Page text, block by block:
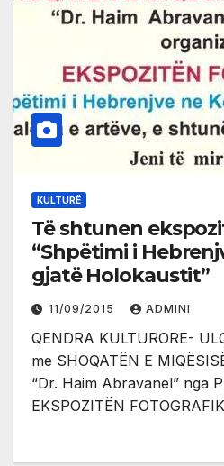
KULTURË
Të shtunen
“Shpëtimi i
gjatë Holokaustit”
11/09/2015 ADMINI
QENDRA KULTURORE-
me SHOQATËN E
“Dr. Haim Abravanel” nga
EKSPOZITËN